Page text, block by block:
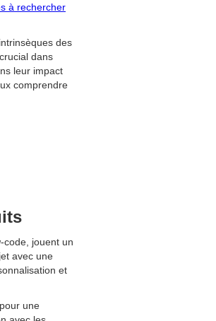
à rechercher
des
dans
leur impact
comprendre
code, jouent un
avec une
et
une